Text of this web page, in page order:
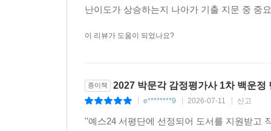
난이도가 상승하는지 나아가 기출 지문 중 중
이 리뷰가 도움이 되었나요?
종이책 2027 박문각 감정평가사 1차 백운정
e********9 2026-07-11 신고
''예스24 서평단에 선정되어 도서를 지원받고